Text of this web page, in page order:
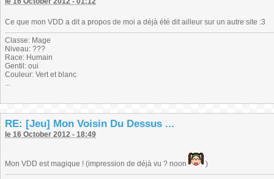
Ce que mon VDD a dit a propos de moi a déjà été dit ailleur sur un autre site :3
Classe: Mage
Niveau: ???
Race: Humain
Gentil: oui
Couleur: Vert et blanc
...
RE: [Jeu] Mon Voisin Du Dessus ...
le 16 October 2012 - 18:49
Mon VDD est magique ! (impression de déjà vu ? noon )